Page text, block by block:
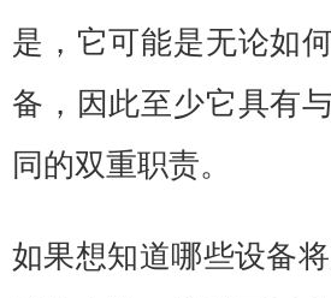
是，它可能是无论如
备，因此至少它具有
同的双重职责。
如果想知道哪些设备